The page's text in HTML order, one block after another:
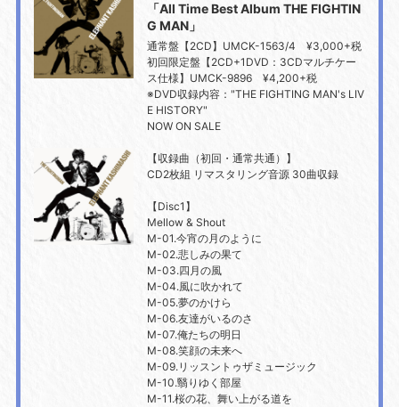
「All Time Best Album THE FIGHTIN
G MAN」
通常盤【2CD】UMCK-1563/4 ¥3,000+税
初回限定盤【2CD+1DVD：3CDマルチケー
ス仕様】UMCK-9896 ¥4,200+税
※DVD収録内容："THE FIGHTING MAN's LIV
E HISTORY"
NOW ON SALE
【収録曲（初回・通常共通）】
CD2枚組 リマスタリング音源 30曲収録
【Disc1】
Mellow & Shout
M-01.今宵の月のように
M-02.悲しみの果て
M-03.四月の風
M-04.風に吹かれて
M-05.夢のかけら
M-06.友達がいるのさ
M-07.俺たちの明日
M-08.笑顔の未来へ
M-09.リッスントゥザミュージック
M-10.翳りゆく部屋
M-11.桜の花、舞い上がる道を